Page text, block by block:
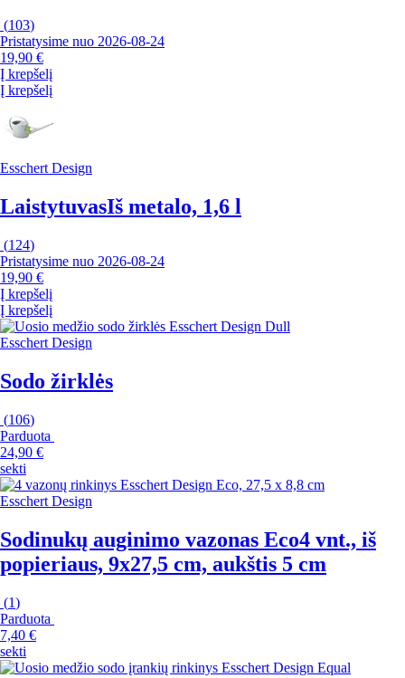
(103)
Pristatysime nuo 2026‑08‑24
19,90 €
Į krepšelį
Į krepšelį
Esschert Design
LaistytuvasIš metalo, 1,6 l
(124)
Pristatysime nuo 2026‑08‑24
19,90 €
Į krepšelį
Į krepšelį
Esschert Design
Sodo žirklės
(106)
Parduota
24,90 €
sekti
Esschert Design
Sodinukų auginimo vazonas Eco4 vnt., iš
popieriaus, 9x27,5 cm, aukštis 5 cm
(1)
Parduota
7,40 €
sekti